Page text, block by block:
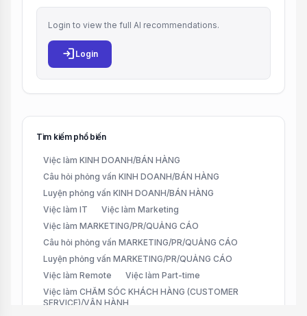
Login to view the full AI recommendations.
login Login
Tìm kiếm phổ biến
Việc làm KINH DOANH/BÁN HÀNG
Câu hỏi phỏng vấn KINH DOANH/BÁN HÀNG
Luyện phỏng vấn KINH DOANH/BÁN HÀNG
Việc làm IT
Việc làm Marketing
Việc làm MARKETING/PR/QUẢNG CÁO
Câu hỏi phỏng vấn MARKETING/PR/QUẢNG CÁO
Luyện phỏng vấn MARKETING/PR/QUẢNG CÁO
Việc làm Remote
Việc làm Part-time
Việc làm CHĂM SÓC KHÁCH HÀNG (CUSTOMER
SERVICE)/VẬN HÀNH